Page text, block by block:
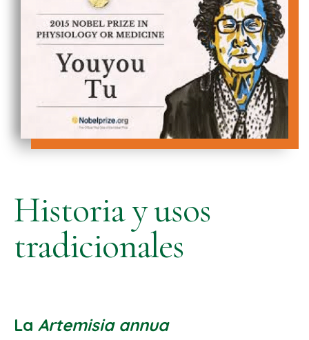
Historia y usos
tradicionales
La Artemisia annua